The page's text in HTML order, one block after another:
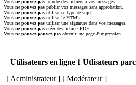
Vous ne pouvez pas joindre des fichiers à vos messages.
Vous ne pouvez pas publier vos messages sans approbation.
Vous ne pouvez pas utiliser ce type de sujet.
Vous ne pouvez pas utiliser le HTML.
Vous ne pouvez pas utiliser une signature dans vos messages.
Vous ne pouvez pas créer des fichiers PDF.
Vous ne pouvez pouvez pas obtenir une page d'impression.
Utilisateurs en ligne 1 Utlisateurs
[ Administrateur] [ Modérateur]